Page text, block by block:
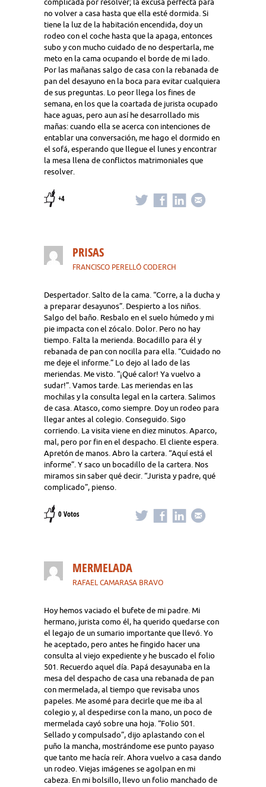
complicada por resolver; la excusa perfecta para
no volver a casa hasta que ella esté dormida. Si
tiene la luz de la habitación encendida, doy un
rodeo con el coche hasta que la apaga, entonces
subo y con mucho cuidado de no despertarla, me
meto en la cama ocupando el borde de mi lado.
Por las mañanas salgo de casa con la rebanada de
pan del desayuno en la boca para evitar cualquiera
de sus preguntas. Lo peor llega los fines de
semana, en los que la coartada de jurista ocupado
hace aguas, pero aun así he desarrollado mis
mañas: cuando ella se acerca con intenciones de
entablar una conversación, me hago el dormido en
el sofá, esperando que llegue el lunes y encontrar
la mesa llena de conflictos matrimoniales que
resolver.
+4
PRISAS
FRANCISCO PERELLÓ CODERCH
Despertador. Salto de la cama. “Corre, a la ducha y
a preparar desayunos”. Despierto a los niños.
Salgo del baño. Resbalo en el suelo húmedo y mi
pie impacta con el zócalo. Dolor. Pero no hay
tiempo. Falta la merienda. Bocadillo para él y
rebanada de pan con nocilla para ella. “Cuidado no
me deje el informe.” Lo dejo al lado de las
meriendas. Me visto. “¡Qué calor! Ya vuelvo a
sudar!”. Vamos tarde. Las meriendas en las
mochilas y la consulta legal en la cartera. Salimos
de casa. Atasco, como siempre. Doy un rodeo para
llegar antes al colegio. Conseguido. Sigo
corriendo. La visita viene en diez minutos. Aparco,
mal, pero por fin en el despacho. El cliente espera.
Apretón de manos. Abro la cartera. “Aquí está el
informe”. Y saco un bocadillo de la cartera. Nos
miramos sin saber qué decir. “Jurista y padre, qué
complicado”, pienso.
0 Votos
MERMELADA
RAFAEL CAMARASA BRAVO
Hoy hemos vaciado el bufete de mi padre. Mi
hermano, jurista como él, ha querido quedarse con
el legajo de un sumario importante que llevó. Yo
he aceptado, pero antes he fingido hacer una
consulta al viejo expediente y he buscado el folio
501. Recuerdo aquel día. Papá desayunaba en la
mesa del despacho de casa una rebanada de pan
con mermelada, al tiempo que revisaba unos
papeles. Me asomé para decirle que me iba al
colegio y, al despedirse con la mano, un poco de
mermelada cayó sobre una hoja. “Folio 501.
Sellado y compulsado”, dijo aplastando con el
puño la mancha, mostrándome ese punto payaso
que tanto me hacía reír. Ahora vuelvo a casa dando
un rodeo. Viejas imágenes se agolpan en mi
cabeza. En mi bolsillo, llevo un folio manchado de